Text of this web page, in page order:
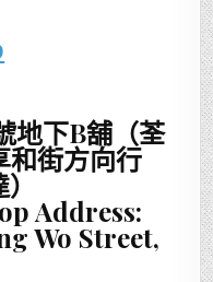
地下B舖（荃
和街方向行
Address:
Wo Street,